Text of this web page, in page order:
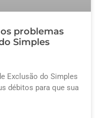
problemas
Simples
Exclusão do Simples
débitos para que sua